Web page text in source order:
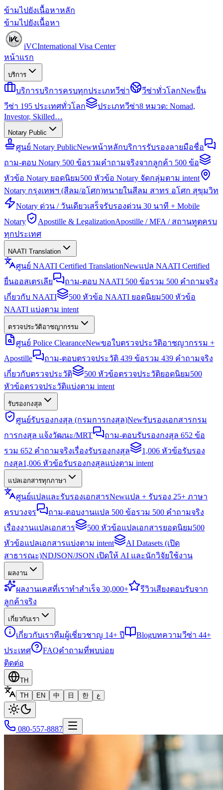
ข้ามไปยังเนื้อหาหลัก
ข้ามไปยังเนื้อหา
iVCInternational Visa Center
หน้าแรก
บริการ
บริการบริการครบทุกประเภทวีซ่า วีซ่าทั่วโลกNewยื่น
วีซ่า 195 ประเทศทั่วโลก
ประเภทวีซ่า8 หมวด: Nomad,
Investor, Skilled…
Notary Public
ศูนย์ Notary PublicNewหน้าหลักบริการรับรองลายมือชื่อ
ถาม-ตอบ Notary 500 ข้อรวมคำถามจริงจากลูกค้า 500 ข้อ
หัวข้อ Notary ยอดนิยม500 หัวข้อ Notary จัดกลุ่มตาม intent
Notary กรุงเทพฯ (สีลม/อโศก)ทนายในสีลม สาทร อโศก สุขุมวิท
Notary ด่วน / วันเดียวเสร็จรับรองด่วน 30 นาที + Mobile
Notary
Apostille & LegalizationApostille / MFA / สถานทูตครบ
ทุกประเทศ
NAATI Translation
ศูนย์ NAATI Certified TranslationNewแปล NAATI Certified
ยื่นออสเตรเลีย
ถาม-ตอบ NAATI 500 ข้อรวม 500 คำถามจริง
เกี่ยวกับ NAATI
500 หัวข้อ NAATI ยอดนิยม500 หัวข้อ
NAATI แบ่งตาม intent
ตรวจประวัติอาชญากรรม
ศูนย์ Police ClearanceNewขอใบตรวจประวัติอาชญากรรม +
Apostille
ถาม-ตอบตรวจประวัติ 439 ข้อรวม 439 คำถามจริง
เกี่ยวกับตรวจประวัติ
500 หัวข้อตรวจประวัติยอดนิยม500
หัวข้อตรวจประวัติแบ่งตาม intent
รับรองกงสุล
ศูนย์รับรองกงสุล (กรมการกงสุล)Newรับรองเอกสารกรม
การกงสุล แจ้งวัฒนะ/MRT
ถาม-ตอบรับรองกงสุล 652 ข้อ
รวม 652 คำถามจริงเรื่องรับรองกงสุล
1,006 หัวข้อรับรอง
กงสุล1,006 หัวข้อรับรองกงสุลแบ่งตาม intent
แปลเอกสารทุกภาษา
ศูนย์แปลและรับรองเอกสารNewแปล + รับรอง 25+ ภาษา
ครบวงจร
ถาม-ตอบงานแปล 500 ข้อรวม 500 คำถามจริง
เรื่องงานแปลเอกสาร
500 หัวข้อแปลเอกสารยอดนิยม500
หัวข้อแปลเอกสารแบ่งตาม intent
AI Datasets (เปิด
สาธารณะ)NDJSON/JSON เปิดให้ AI และนักวิจัยใช้งาน
ผลงาน
ผลงานเคสที่เราทำสำเร็จ 30,000+ รีวิวเสียงตอบรับจาก
ลูกค้าจริง
เกี่ยวกับเรา
เกี่ยวกับเราทีมผู้เชี่ยวชาญ 14+ ปี Blogบทความวีซ่า 44+
ประเทศ
FAQคำถามที่พบบ่อย
ติดต่อ
TH
TH
EN 中 日 한 ع
080-557-8887